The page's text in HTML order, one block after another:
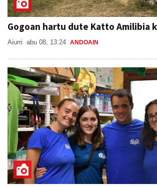
Gogoan hartu dute Katto Amilibia
Aiurri abu 08, 13:24 ANDOAIN